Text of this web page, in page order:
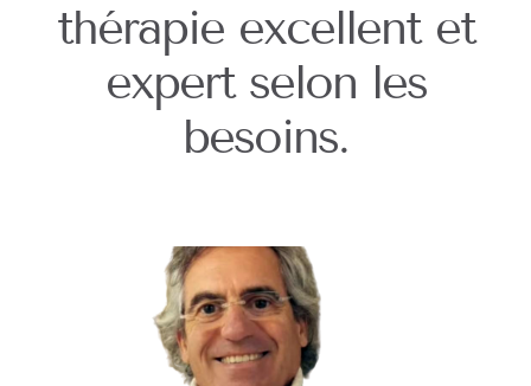
thérapie excellent et
expert selon les
besoins.